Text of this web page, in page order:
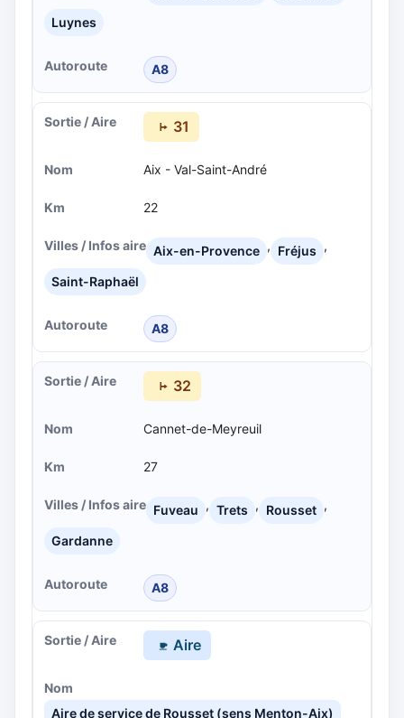
Luynes
A8
31
Aix - Val-Saint-André
22
Aix-en-Provence , Fréjus ,
Saint-Raphaël
A8
32
Cannet-de-Meyreuil
27
Fuveau , Trets , Rousset ,
Gardanne
A8
Aire
Aire de service de Rousset (sens Menton-Aix)